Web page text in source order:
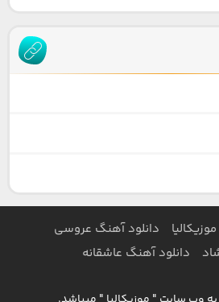
دانلود آهنگ عروسی
دانلود آهنگ عاشقانه